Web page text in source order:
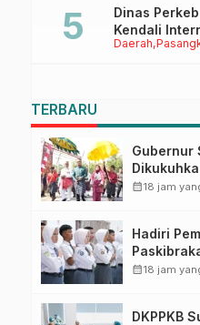
Daerah
Dinas
Kendali
Sertifikasi
TERBARU
Gubernur
Gelar
calendar_month18 jam
Hadiri
calendar_month18 jam
DKPPKB